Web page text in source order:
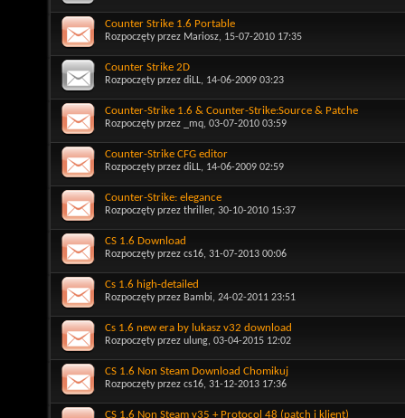
Counter Strike 1.6 Portable
Rozpoczęty przez Mariosz, 15-07-2010 17:35
Counter Strike 2D
Rozpoczęty przez diLL, 14-06-2009 03:23
Counter-Strike 1.6 & Counter-Strike:Source & Patche
Rozpoczęty przez _mq, 03-07-2010 03:59
Counter-Strike CFG editor
Rozpoczęty przez diLL, 14-06-2009 02:59
Counter-Strike: elegance
Rozpoczęty przez thriller, 30-10-2010 15:37
CS 1.6 Download
Rozpoczęty przez cs16, 31-07-2013 00:06
Cs 1.6 high-detailed
Rozpoczęty przez Bambi, 24-02-2011 23:51
Cs 1.6 new era by lukasz v32 download
Rozpoczęty przez ulung, 03-04-2015 12:02
CS 1.6 Non Steam Download Chomikuj
Rozpoczęty przez cs16, 31-12-2013 17:36
CS 1.6 Non Steam v35 + Protocol 48 (patch i klient)